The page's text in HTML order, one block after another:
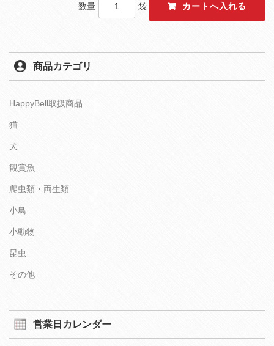
数量 袋
商品カテゴリ
HappyBell取扱商品
猫
犬
観賞魚
爬虫類・両生類
小鳥
小動物
昆虫
その他
営業日カレンダー